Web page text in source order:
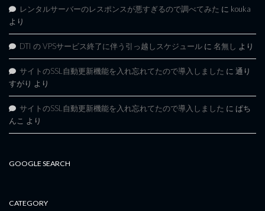
レンタルサーバーのレスポンスが悪すぎるので調べてみた に kouka
より
DTI の VPSサービス終了に伴う引っ越しスケジュール に 名無し より
サイトのSSL自動更新機能を入れ忘れてたので導入しました に 通り
すがり より
サイトのSSL自動更新機能を入れ忘れてたので導入しました に ぱち
んこ より
GOOGLE SEARCH
CATEGORY